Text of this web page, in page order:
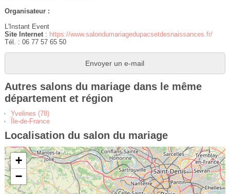
Organisateur :
L'Instant Event
Site Internet: https://www.salondumariagedupacsetdesnaissances.fr/
Tél. : 06 77 57 65 50
Envoyer un e-mail
Autres salons du mariage dans le même
département et région
Yvelines (78)
Île-de-France
Localisation du salon du mariage
+
−